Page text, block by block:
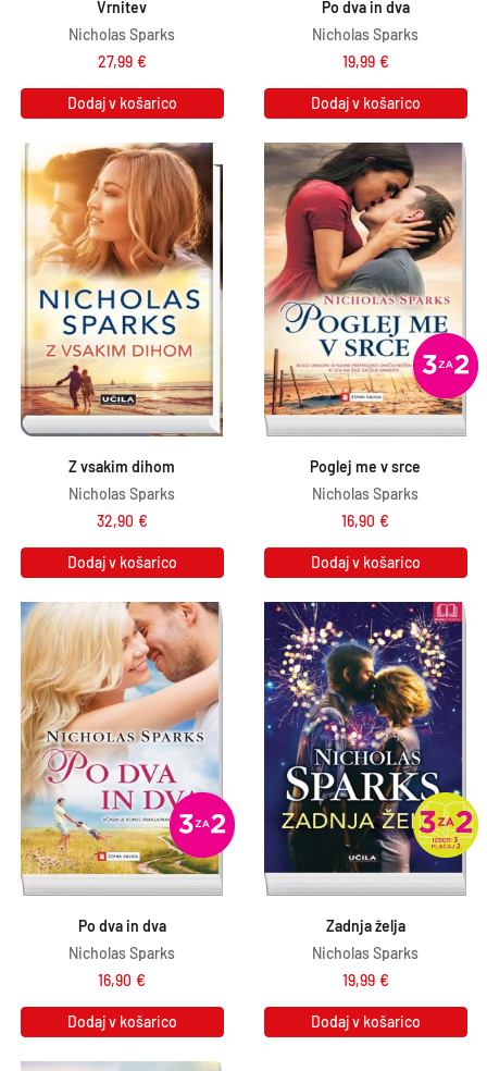
Vrnitev
Nicholas Sparks
27,99 €
Dodaj v košarico
Po dva in dva
Nicholas Sparks
19,99 €
Dodaj v košarico
Z vsakim dihom
Nicholas Sparks
32,90 €
Dodaj v košarico
Poglej me v srce
Nicholas Sparks
16,90 €
Dodaj v košarico
Po dva in dva
Nicholas Sparks
16,90 €
Dodaj v košarico
Zadnja želja
Nicholas Sparks
19,99 €
Dodaj v košarico